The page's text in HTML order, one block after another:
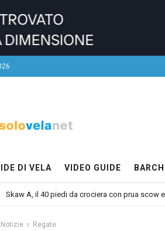
DI VELA VIDEO GUIDE
Skaw A, il 40 piedi da crociera con prua scow
Notizie Regate